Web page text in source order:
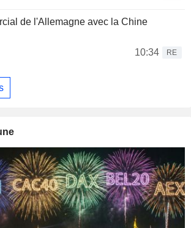
de l'Allemagne avec la Chine
10:34
RE